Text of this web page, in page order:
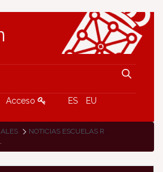
Acceso ES EU
NOTICIAS ESCUELAS RURALES